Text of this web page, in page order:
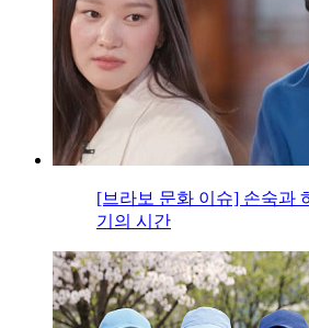
[브라보 문화 이슈] 손숙과
기의 시간